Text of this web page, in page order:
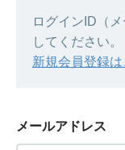
ログインID（
してください。
新規会員登録は
メールアドレス